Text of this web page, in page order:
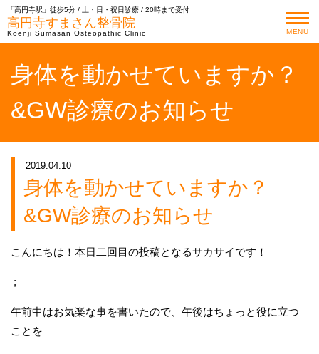
「高円寺駅」徒歩5分 / 土・日・祝日診療 / 20時まで受付
高円寺すまさん整骨院
Koenji Sumasan Osteopathic Clinic MENU
身体を動かせていますか？
&GW診療のお知らせ
2019.04.10
身体を動かせていますか？
&GW診療のお知らせ
こんにちは！本日二回目の投稿となるサカサイです！
;
午前中はお気楽な事を書いたので、午後はちょっと役に立つ
ことを